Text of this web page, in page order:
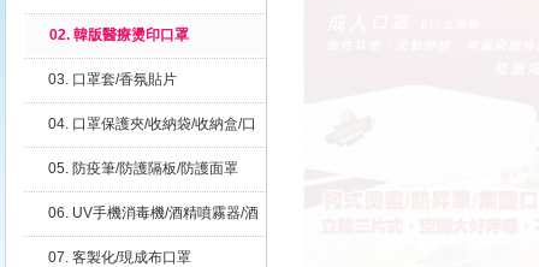
02. 韓版醫療燙印口罩
03. 口罩套/香氛貼片
04. 口罩保護夾/收納袋/收納盒/口
05. 防疫筆/防護隔板/防護面罩
06. UV手機消毒機/酒精噴霧器/酒
07. 客製化/現成布口罩